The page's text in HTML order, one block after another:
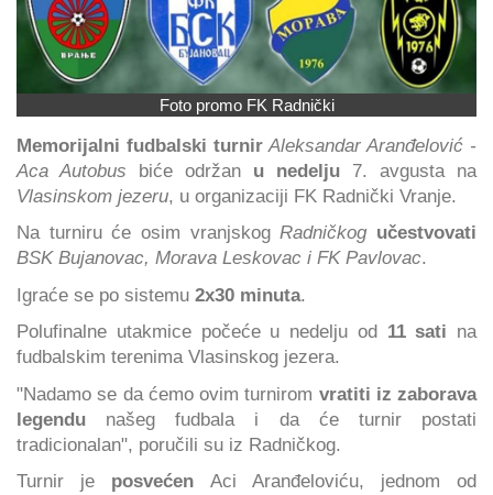
Foto promo FK Radnički
Memorijalni fudbalski turnir Aleksandar Aranđelović -
Aca Autobus biće održan u nedelju 7. avgusta na
Vlasinskom jezeru, u organizaciji FK Radnički Vranje.
Na turniru će osim vranjskogRadničkog učestvovati
BSK Bujanovac, Morava Leskovac i FK Pavlovac.
Igraće se po sistemu 2x30 minuta.
Polufinalne utakmice počeće u nedelju od 11 sati na
fudbalskim terenima Vlasinskog jezera.
"Nadamo se da ćemo ovim turnirom vratiti iz zaborava
legendu našeg fudbala i da će turnir postati
tradicionalan", poručili su iz Radničkog.
Turnir je posvećen Aci Aranđeloviću, jednom od